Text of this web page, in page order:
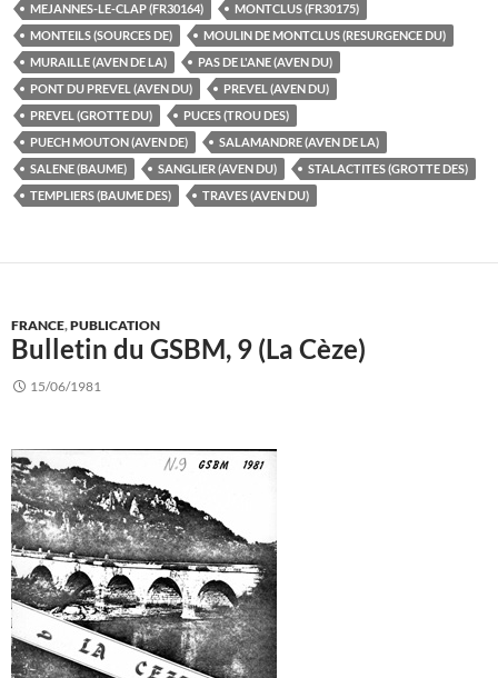
MEJANNES-LE-CLAP (FR30164)
MONTCLUS (FR30175)
MONTEILS (SOURCES DE)
MOULIN DE MONTCLUS (RESURGENCE DU)
MURAILLE (AVEN DE LA)
PAS DE L'ANE (AVEN DU)
PONT DU PREVEL (AVEN DU)
PREVEL (AVEN DU)
PREVEL (GROTTE DU)
PUCES (TROU DES)
PUECH MOUTON (AVEN DE)
SALAMANDRE (AVEN DE LA)
SALENE (BAUME)
SANGLIER (AVEN DU)
STALACTITES (GROTTE DES)
TEMPLIERS (BAUME DES)
TRAVES (AVEN DU)
FRANCE,PUBLICATION
Bulletin du GSBM, 9 (La Cèze)
15/06/1981